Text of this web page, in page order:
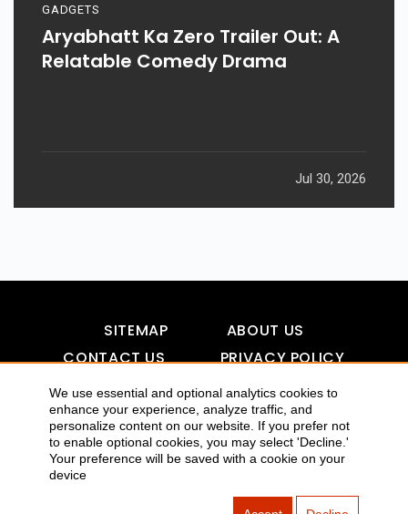
We use essential and optional analytics cookies to
enhance your experience, analyze traffic, and
personalize content on our website. If you prefer not
to enable optional cookies, you may select 'Decline.'
Your preference will be saved with a cookie on your
device
GADGETS
Aryabhatt Ka Zero Trailer Out: A
Relatable Comedy Drama
Jul 30, 2026
SITEMAP
ABOUT US
CONTACT US
PRIVACY POLICY
DISCLAIMER
TOOL FOR AI VISIBILITY
COPYRIGHTS 2015-2016 ALLDATMATTERZ :: ALL RIGHTS